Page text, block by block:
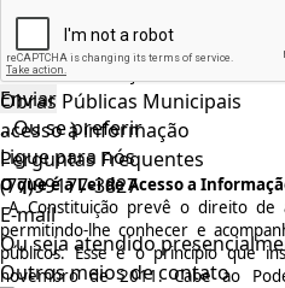
...Ou se preferir
Ligue para nós
(77)99177-3827
E-mail
Ou seja atendido
Outros meios de contato
Legislação Municipal
Transporte Escolar
Carta de Serviços
Obras Públicas Municipais
acesso à informação
Perguntas Frequentes
O que é a Lei de Acesso a
A Constituição prevê o direito de
permitindo-lhe conhecer e
públicos. Esse é o princípio que
novembro de 2011. Cabe ao